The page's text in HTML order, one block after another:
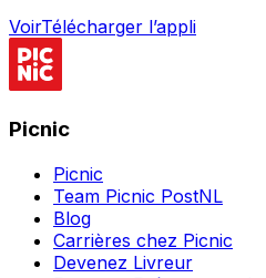
VoirTélécharger l’appli
Picnic
Picnic
Team Picnic PostNL
Blog
Carrières chez Picnic
Devenez Livreur